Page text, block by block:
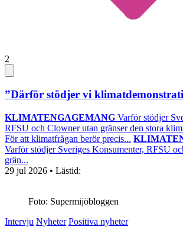
2
”Därför stödjer vi
KLIMATENGAGEMANG Varför stödjer
RFSU och Clowner utan gränser den stora
För att klimatfrågan berör precis...
Varför stödjer Sveriges Konsumenter, RFSU
grän...
29 jul 2026 • Lästid:
Foto: Supermijöbloggen
Intervju Nyheter Positiva nyheter